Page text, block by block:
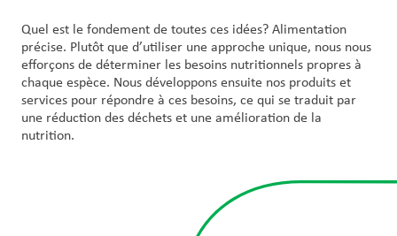
Quel est le fondement de toutes ces idées? Alimentation
précise. Plutôt que d’utiliser une approche unique, nous nous
efforçons de déterminer les besoins nutritionnels propres à
chaque espèce. Nous développons ensuite nos produits et
services pour répondre à ces besoins, ce qui se traduit par
une réduction des déchets et une amélioration de la
nutrition.